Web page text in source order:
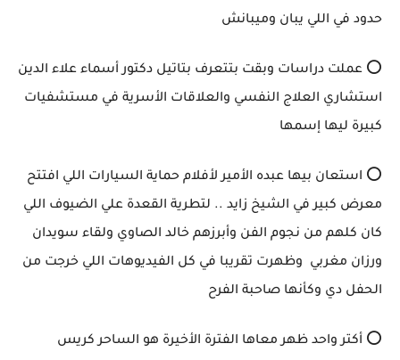
حدود في اللي يبان وميبانش
⭕ عملت دراسات وبقت بتتعرف بتاتيل دكتور أسماء علاء الدين
استشاري العلاج النفسي والعلاقات الأسرية في مستشفيات
كبيرة ليها إسمها
⭕ استعان بيها عبده الأمير لأفلام حماية السيارات اللي افتتح
معرض كبير في الشيخ زايد .. لتطرية القعدة علي الضيوف اللي
كان كلهم من نجوم الفن وأبرزهم خالد الصاوي ولقاء سويدان
ورزان مغربي وظهرت تقريبا في كل الفيديوهات اللي خرجت من
الحفل دي وكأنها صاحبة الفرح
⭕ أكتر واحد ظهر معاها الفترة الأخيرة هو الساحر كريس